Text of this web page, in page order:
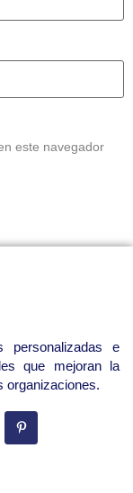
este navegador
personalizadas e
que mejoran la
organizaciones.